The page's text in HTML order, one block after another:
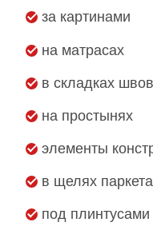
за картинами
на матрасах
в складках
на простынях
элементы
в щелях паркета
под плинтусами